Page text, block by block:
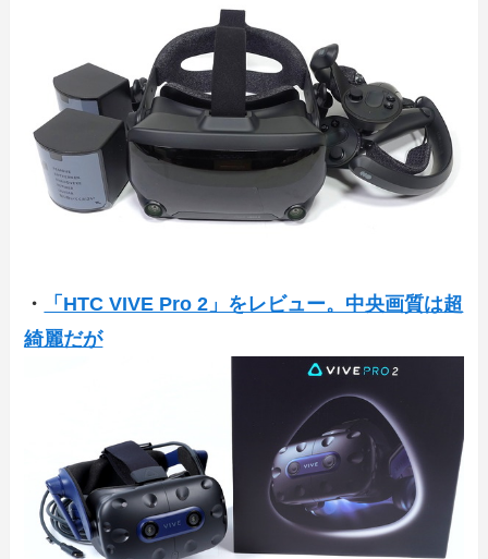
・
「HTC VIVE Pro 2」をレビュー。中央画質は超
綺麗だが